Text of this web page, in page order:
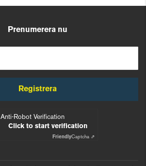
Prenumerera nu
Registrera
Anti-Robot Verification
Click to start verification
FriendlyCaptcha ⇗